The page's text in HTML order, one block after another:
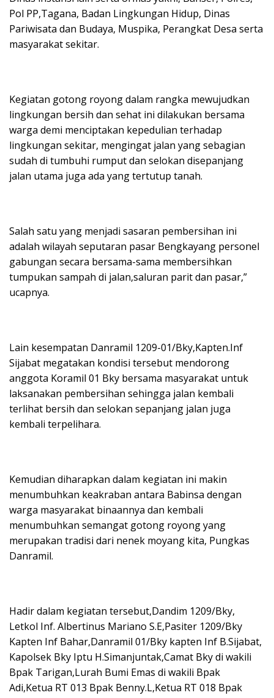
Pol PP,Tagana, Badan Lingkungan Hidup, Dinas
Pariwisata dan Budaya, Muspika, Perangkat Desa serta
masyarakat sekitar.
Kegiatan gotong royong dalam rangka mewujudkan
lingkungan bersih dan sehat ini dilakukan bersama
warga demi menciptakan kepedulian terhadap
lingkungan sekitar, mengingat jalan yang sebagian
sudah di tumbuhi rumput dan selokan disepanjang
jalan utama juga ada yang tertutup tanah.
Salah satu yang menjadi sasaran pembersihan ini
adalah wilayah seputaran pasar Bengkayang personel
gabungan secara bersama-sama membersihkan
tumpukan sampah di jalan,saluran parit dan pasar,”
ucapnya.
Lain kesempatan Danramil 1209-01/Bky,Kapten.Inf
Sijabat megatakan kondisi tersebut mendorong
anggota Koramil 01 Bky bersama masyarakat untuk
laksanakan pembersihan sehingga jalan kembali
terlihat bersih dan selokan sepanjang jalan juga
kembali terpelihara.
Kemudian diharapkan dalam kegiatan ini makin
menumbuhkan keakraban antara Babinsa dengan
warga masyarakat binaannya dan kembali
menumbuhkan semangat gotong royong yang
merupakan tradisi dari nenek moyang kita, Pungkas
Danramil.
Hadir dalam kegiatan tersebut,Dandim 1209/Bky,
Letkol Inf. Albertinus Mariano S.E,Pasiter 1209/Bky
Kapten Inf Bahar,Danramil 01/Bky kapten Inf B.Sijabat,
Kapolsek Bky Iptu H.Simanjuntak,Camat Bky di wakili
Bpak Tarigan,Lurah Bumi Emas di wakili Bpak
Adi,Ketua RT 013 Bpak Benny.L,Ketua RT 018 Bpak